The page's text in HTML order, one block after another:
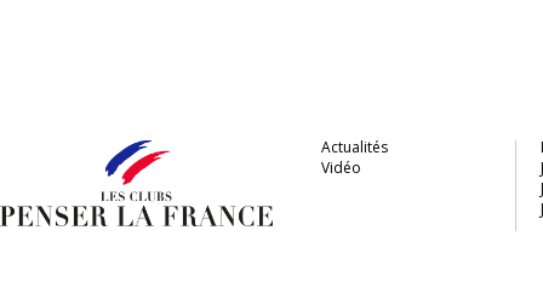
Actualités
Vidéo